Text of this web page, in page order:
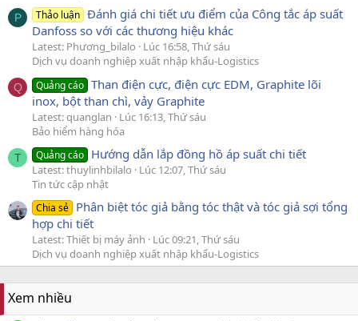
P Thảo luận Đánh giá chi tiết ưu điểm của Công tắc áp suất
Danfoss so với các thương hiệu khác
Latest: Phương_bilalo
Lúc 16:58, Thứ sáu
Dịch vụ doanh nghiệp xuất nhập khẩu-Logistics
Q Quảng cáo Than điện cực, điện cực EDM, Graphite lõi
inox, bột than chì, vảy Graphite
Latest: quanglan
Lúc 16:13, Thứ sáu
Bảo hiểm hàng hóa
T Quảng cáo Hướng dẫn lắp đồng hồ áp suất chi tiết
Latest: thuylinhbilalo
Lúc 12:07, Thứ sáu
Tin tức cập nhật
Chia sẻ Phân biệt tóc giả bằng tóc thật và tóc giả sợi tổng
hợp chi tiết
Latest: Thiết bị máy ảnh
Lúc 09:21, Thứ sáu
Dịch vụ doanh nghiệp xuất nhập khẩu-Logistics
Xem nhiều